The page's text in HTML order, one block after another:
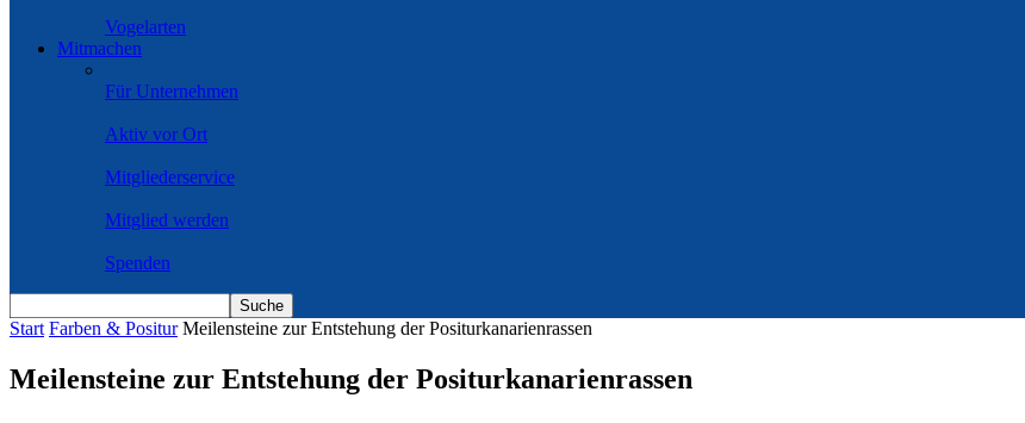
Vogelarten
Mitmachen
Für Unternehmen
Aktiv vor Ort
Mitgliederservice
Mitglied werden
Spenden
Start Farben & Positur Meilensteine zur Entstehung der Positurkanarienrassen
Meilensteine zur Entstehung der Positurkanarienrassen